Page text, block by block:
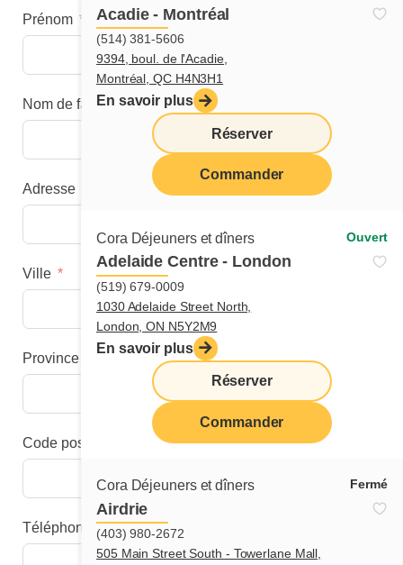
Acadie - Montréal
(514) 381-5606
9394, boul. de l'Acadie,
Montréal, QC H4N3H1
En savoir plus
Réserver
Commander
Cora Déjeuners et dîners Ouvert
Adelaide Centre - London
(519) 679-0009
1030 Adelaide Street North,
London, ON N5Y2M9
En savoir plus
Réserver
Commander
Cora Déjeuners et dîners Fermé
Airdrie
(403) 980-2672
505 Main Street South - Towerlane Mall,
Prénom
Nom de famille
Adresse
Ville
Province
Code postal
Téléphone